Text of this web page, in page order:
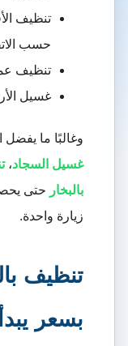
تنظيف
حسب
تنظيف
غسيل
وغالبًا ما يفضل
غسيل السجاد،
بالبخار حتى
زيارة واحدة.
تنظيف
بسعر يبدأ من